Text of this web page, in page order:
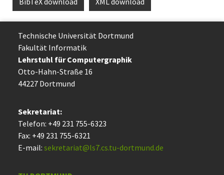
Technische Uni­ver­si­tät Dort­mund
Fakultät Informatik
Lehrstuhl für Computergraphik
Otto-Hahn-Straße 16
44227 Dort­mund
Sekretariat:
Telefon: +49 231 755-6323
Fax: +49 231 755-6321
E-mail: sekretariat@ls7.cs.tu-dortmund.de